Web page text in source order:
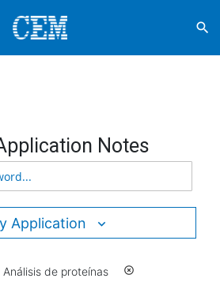
search
Notes
Application
Análisis de proteínas highlight_off